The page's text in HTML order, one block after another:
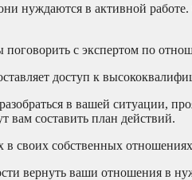
нуждаются в активной работе.
с экспертом по
доступ к
в вашей ситуации,
вам составить план действий.
в своих собственных
вернуть ваши отношения в